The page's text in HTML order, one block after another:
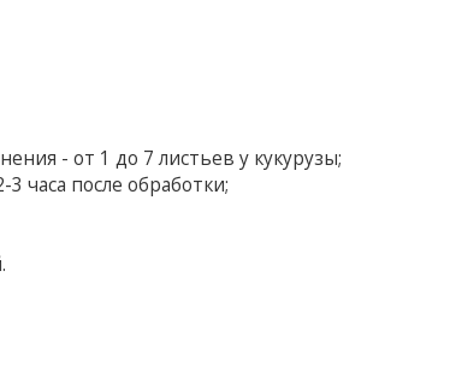
- от 1 до 7 листьев у кукурузы;
часа после обработки;